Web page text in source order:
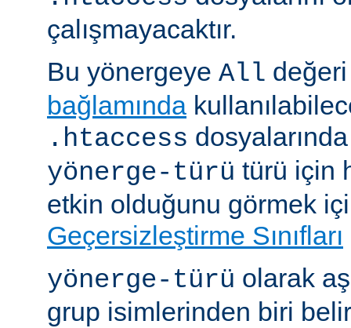
çalışmayacaktır.
Bu yönergeye All
bağlamında
.htaccess
yönerge-türü türü için
etkin olduğunu görmek
Geçersizleştirme Sınıfları
yönerge-türü olarak
grup isimlerinden biri